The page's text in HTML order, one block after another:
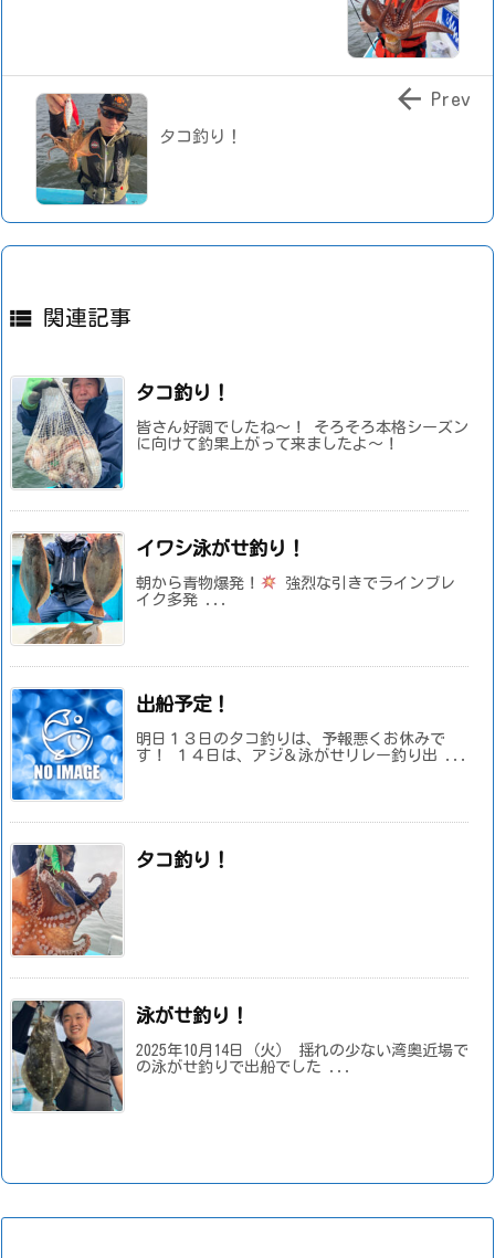
タコ釣り！
 Prev
 関連記事
タコ釣り！
皆さん好調でしたね～！ そろそろ本格シーズン
に向けて釣果上がって来ましたよ～！
イワシ泳がせ釣り！
朝から青物爆発！
強烈な引きでラインブレ
イク多発 ...
出船予定！
明日１３日のタコ釣りは、予報悪くお休みで
す！ １４日は、アジ＆泳がせリレー釣り出 ...
タコ釣り！
泳がせ釣り！
2025年10月14日（火） 揺れの少ない湾奥近場で
の泳がせ釣りで出船でした ...